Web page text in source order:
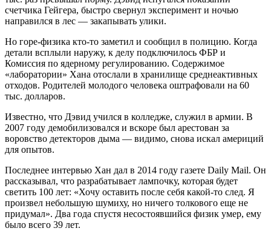
счетчика Гейгера, быстро свернул эксперимент и ночью
направился в лес — закапывать улики.
Но горе-физика кто-то заметил и сообщил в полицию. Когда
детали всплыли наружу, к делу подключилось ФБР и
Комиссия по ядерному регулированию. Содержимое
«лаборатории» Хана отослали в хранилище среднеактивных
отходов. Родителей молодого человека оштрафовали на 60
тыс. долларов.
Известно, что Дэвид учился в колледже, служил в армии. В
2007 году демобилизовался и вскоре был арестован за
воровство детекторов дыма — видимо, снова искал америций
для опытов.
Последнее интервью Хан дал в 2014 году газете Daily Mail. Он
рассказывал, что разрабатывает лампочку, которая будет
светить 100 лет: «Хочу оставить после себя какой-то след. Я
произвел небольшую шумиху, но ничего толкового еще не
придумал». Два года спустя несостоявшийся физик умер, ему
было всего 39 лет.